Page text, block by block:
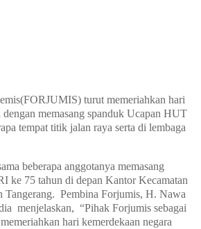
turut memeriahkan hari
dengan memasang spanduk Ucapan HUT
tempat titik jalan raya serta di lembaga
beberapa anggotanya memasang
ke 75 tahun di depan Kantor Kecamatan
Tangerang. Pembina Forjumis, H. Nawa
menjelaskan, “Pihak Forjumis sebagai
hari kemerdekaan negara